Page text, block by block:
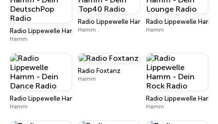
Radio Lippewelle Hamm - Dein DeutschPop Radio
Hamm
Radio Lippewelle Hamm - Dein Top40 Radio
Hamm
Radio Lippewelle
Hamm
Radio Lippewelle Hamm - Dein Dance Radio
Hamm
Radio Foxtanz
Hamm
Radio Lippewelle
Hamm